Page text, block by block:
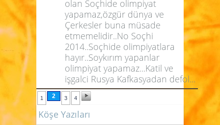
olan Soçhide olimpiyat
yapamaz,özgür dünya ve
Çerkesler buna müsade
etmemelidir..No Soçhi
2014..Soçhide olimpiyatlara
hayır..Soykırım yapanlar
olimpiyat yapamaz...Katil ve
işgalci Rusya Kafkasyadan defol...
1 2 3 4
Köşe Yazıları